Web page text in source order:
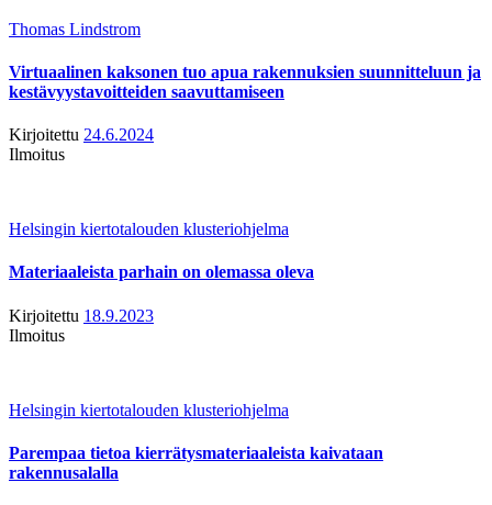
Thomas Lindstrom
Virtuaalinen kaksonen tuo apua rakennuksien suunnitteluun ja
kestävyystavoitteiden saavuttamiseen
Kirjoitettu 24.6.2024
Ilmoitus
Helsingin kiertotalouden klusteriohjelma
Materiaaleista parhain on olemassa oleva
Kirjoitettu 18.9.2023
Ilmoitus
Helsingin kiertotalouden klusteriohjelma
Parempaa tietoa kierrätysmateriaaleista kaivataan
rakennusalalla